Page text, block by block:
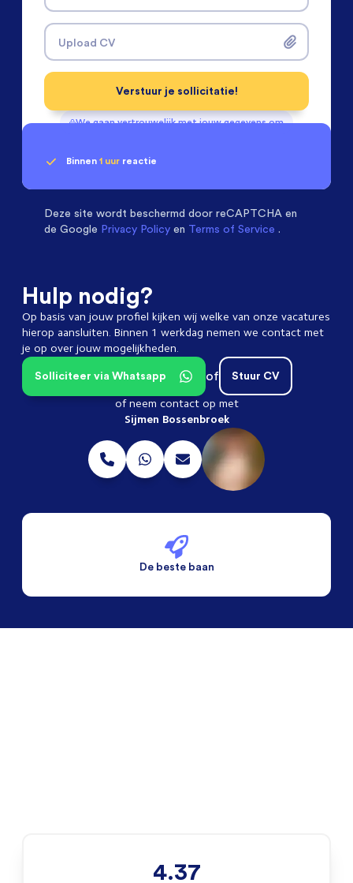
Upload CV
We gaan vertrouwelijk met jouw gegevens om
Verstuur je sollicitatie!
Binnen 1 uur reactie
met een 9.3
Deze site wordt beschermd door reCAPTCHA en
de Google Privacy Policy en Terms of Service .
Hulp nodig?
Op basis van jouw profiel kijken wij welke van onze vacatures
hierop aansluiten. Binnen 1 werkdag nemen we contact met
je op over jouw mogelijkheden.
Stuur CV
of
Solliciteer via Whatsapp
of neem contact op met
Sijmen Bossenbroek
De beste baan
4.37